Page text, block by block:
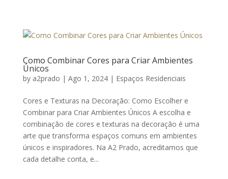
Como Combinar Cores para Criar Ambientes
Únicos
by a2prado | Ago 1, 2024| Espaços Residenciais
Cores e Texturas na Decoração: Como Escolher e
Combinar para Criar Ambientes Únicos A escolha e
combinação de cores e texturas na decoração é uma
arte que transforma espaços comuns em ambientes
únicos e inspiradores. Na A2 Prado, acreditamos que
cada detalhe conta, e...